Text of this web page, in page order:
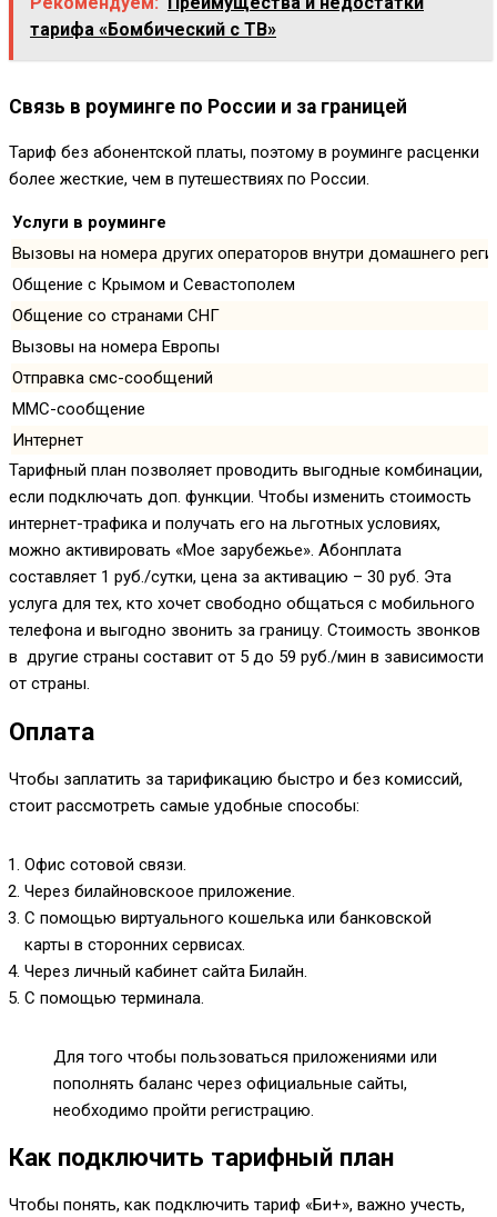
тарифа «Бомбический с ТВ»
Связь в роуминге по России и за границей
Тариф без абонентской платы, поэтому в роуминге расценки
более жесткие, чем в путешествиях по России.
Услуги в роуминге
Вызовы на номера других операторов внутри домашнего
Общение с Крымом и Севастополем
Общение со странами СНГ
Вызовы на номера Европы
Отправка смс-сообщений
ММС-сообщение
Интернет
Тарифный план позволяет проводить выгодные комбинации,
если подключать доп. функции. Чтобы изменить стоимость
интернет-трафика и получать его на льготных условиях,
можно активировать «Мое зарубежье». Абонплата
составляет 1 руб./сутки, цена за активацию – 30 руб. Эта
услуга для тех, кто хочет свободно общаться с мобильного
телефона и выгодно звонить за границу. Стоимость звонков
в другие страны составит от 5 до 59 руб./мин в зависимости
от страны.
Оплата
Чтобы заплатить за тарификацию быстро и без комиссий,
стоит рассмотреть самые удобные способы:
Офис сотовой связи.
Через билайновскоое приложение.
С помощью виртуального кошелька или банковской
карты в сторонних сервисах.
Через личный кабинет сайта Билайн.
С помощью терминала.
Для того чтобы пользоваться приложениями или
пополнять баланс через официальные сайты,
необходимо пройти регистрацию.
Как подключить тарифный план
Чтобы понять, как подключить тариф «Би+», важно учесть,